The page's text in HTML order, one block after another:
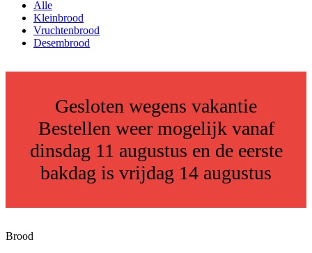
Alle
Kleinbrood
Vruchtenbrood
Desembrood
Gesloten wegens vakantie
Bestellen weer mogelijk vanaf
dinsdag 11 augustus en de eerste
bakdag is vrijdag 14 augustus
Brood